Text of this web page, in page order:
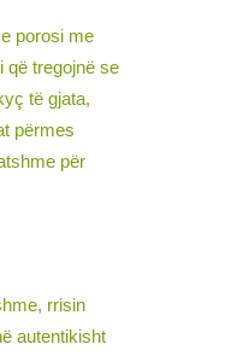
porosi me
që tregojnë se
të gjata,
përmes
për
rrisin
autentikisht